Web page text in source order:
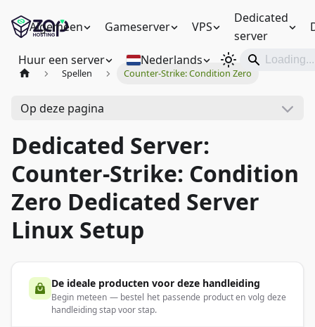
Algemeen Gameserver VPS
Dedicated
server
Huur een server Nederlands
Spellen Counter-Strike: Condition Zero
Op deze pagina
Dedicated Server:
Counter-Strike: Condition
Zero Dedicated Server
Linux Setup
De ideale producten voor deze handleiding
Begin meteen — bestel het passende product en volg deze
handleiding stap voor stap.